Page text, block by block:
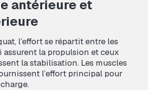
antérieure et
l’effort se répartit entre les
assurent la propulsion et ceux
la stabilisation. Les muscles
l’effort principal pour